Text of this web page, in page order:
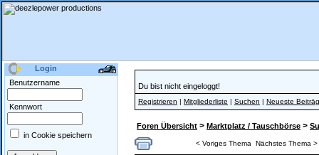
Login
Benutzername
Kennwort
in Cookie speichern
Du bist nicht eingeloggt!
Registrieren | Mitgliederliste | Suchen | Neueste
Foren Übersicht > Marktplatz / Tauschbörse >
< Voriges Thema Nächstes Thema >